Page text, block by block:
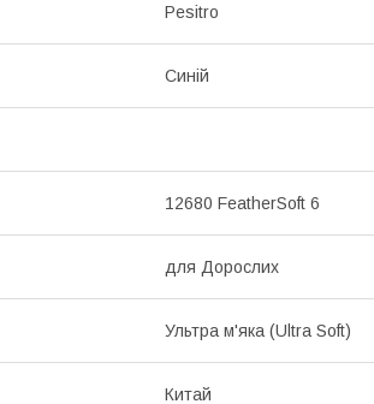
Pesitro
Синій
12680 FeatherSoft 6
для Дорослих
Ультра м'яка (Ultra Soft)
Китай